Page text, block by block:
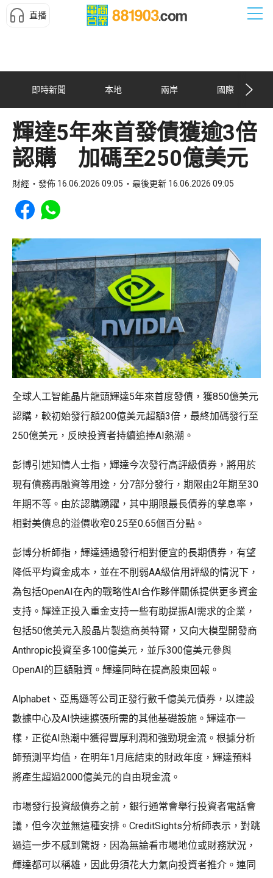
直播
即時新聞 本地 兩岸 國際
輝達5年來首發債獲逾3倍
認購 加碼至250億美元
財經 發佈 16.06.2026 09:05 最後更新 16.06.2026 09:05
Share to Facebook
Share to WhatsApp
全球人工智能晶片龍頭輝達5年來首度發債，獲850億美元
認購，較初始發行額200億美元超額3倍，最終加碼發行至
250億美元，反映投資者持續追捧AI熱潮。
彭博引述知情人士指，輝達今次發行高評級債券，將用於
現有債務再融資等用途，分7部分發行，期限由2年期至30
年期不等。由於認購踴躍，其中期限最長債券的孳息率，
相對美債息的溢價收窄0.25至0.65個百分點。
彭博分析師指，輝達通過發行相對便宜的長期債券，有望
降低平均資金成本，並在不削弱AA級信用評級的情況下，
為包括OpenAI在內的戰略性AI合作夥伴關係提供更多資金
支持。輝達正投入重金支持一些有助提振AI需求的企業，
包括50億美元入股晶片製造商英特爾，又向大模型開發商
Anthropic投資至多100億美元，並斥300億美元參與
OpenAI的巨額融資。輝達同時在提高股東回報。
Alphabet、亞馬遜等公司正發行數千億美元債券，以建設
數據中心及AI快速擴張所需的其他基礎設施。輝達亦一
樣，正從AI熱潮中獲得豐厚利潤和強勁現金流。根據分析
師預測平均值，在明年1月底結束的財政年度，輝達預料
將產生超過2000億美元的自由現金流。
市場發行投資級債券之前，銀行通常會舉行投資者電話會
議，但今次並無這種安排。CreditSights分析師表示，對跳
過這一步不感到驚訝，因為無論看市場地位或財務狀況，
輝達都可以稱雄，因此毋須花大力氣向投資者推介。連同